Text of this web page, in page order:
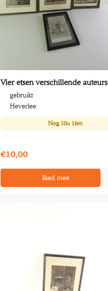
Vier etsen verschillende auteurs
gebruikt
Heverlee
Nog 10u 16m
€10,00
Bied mee